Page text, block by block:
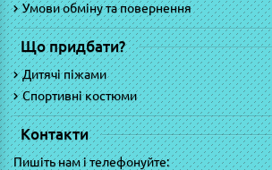
Умови обміну та повернення
Що придбати?
Дитячі піжами
Спортивні костюми
Контакти
Пишіть нам і телефонуйте: